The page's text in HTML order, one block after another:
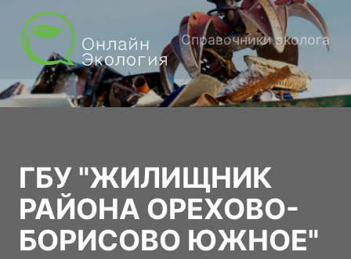
Справочники эколога
ГБУ "ЖИЛИЩНИК
РАЙОНА ОРЕХОВО-
БОРИСОВО ЮЖНОЕ"